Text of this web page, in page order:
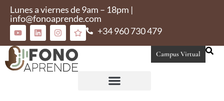
Lunes a viernes de 9am – 18pm |
info@fonoaprende.com
+34 960 730 479
Campus Virtual